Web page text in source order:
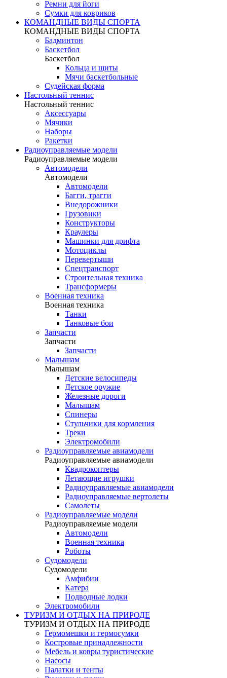
Ремни для йоги
Сумки для ковриков
КОМАНДНЫЕ ВИДЫ СПОРТА
КОМАНДНЫЕ ВИДЫ СПОРТА
Бадминтон
Баскетбол
Баскетбол
Кольца и щиты
Мячи баскетбольные
Судейская форма
Настольный теннис
Настольный теннис
Аксессуары
Мячики
Наборы
Ракетки
Радиоуправляемые модели
Радиоуправляемые модели
Автомодели
Автомодели
Автомодели
Багги, трагги
Внедорожники
Грузовики
Конструкторы
Краулеры
Машинки для дрифта
Мотоциклы
Перевертыши
Спецтранспорт
Строительная техника
Трансформеры
Военная техника
Военная техника
Танки
Танковые бои
Запчасти
Запчасти
Запчасти
Малышам
Малышам
Детские велосипеды
Детское оружие
Железные дороги
Малышам
Спинеры
Стульчики для кормления
Треки
Электромобили
Радиоуправляемые авиамодели
Радиоуправляемые авиамодели
Квадрокоптеры
Летающие игрушки
Радиоуправляемые авиамодели
Радиоуправляемые вертолеты
Самолеты
Радиоуправляемые модели
Радиоуправляемые модели
Автомодели
Военная техника
Роботы
Судомодели
Судомодели
Амфибии
Катера
Подводные лодки
Электромобили
ТУРИЗМ И ОТДЫХ НА ПРИРОДЕ
ТУРИЗМ И ОТДЫХ НА ПРИРОДЕ
Гермомешки и гермосумки
Костровые принадлежности
Мебель и ковры туристические
Насосы
Палатки и тенты